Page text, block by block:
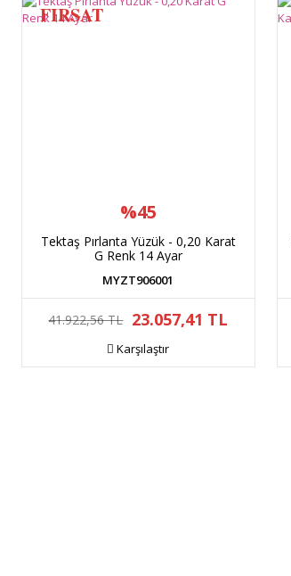
FIRSAT
%45
Tektaş Pırlanta Yüzük - 0,20 Karat
G Renk 14 Ayar
MYZT906001
41.922,56 TL 23.057,41 TL
Karşılaştır